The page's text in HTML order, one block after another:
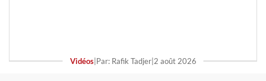
Vidéos| Par: Rafik Tadjer| 2 août 2026